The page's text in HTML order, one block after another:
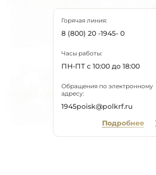
Горячая линия:
8 (800) 20 -1945- 0
Часы работы:
ПН-ПТ с 10:00 до 18:00
Обращения по электронному
адресу:
1945poisk@polkrf.ru
Подробнее